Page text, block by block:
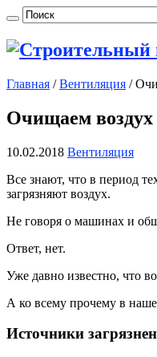
Главная / Вентиляция /
Очищаем воздух
10.02.2018 Вентиляция
Все знают, что в период
загрязняют воздух.
Не говоря о машинах и
Ответ, нет.
Уже давно известно, что
А ко всему прочему в
Источники